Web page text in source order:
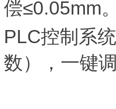
偿≤0.05mm。
PLC控制系
数），一键调